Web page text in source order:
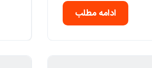
ادامه مطلب